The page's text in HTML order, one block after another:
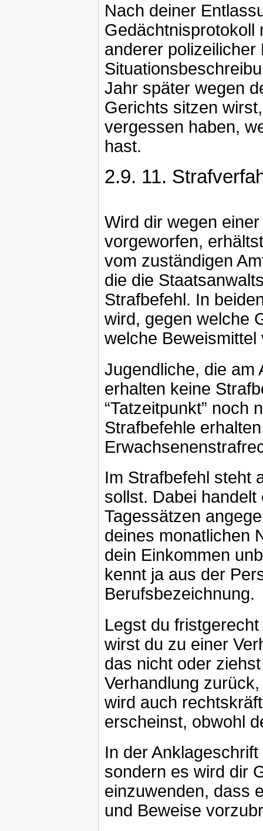
Nach deiner
Gedächtnisprotokoll
anderer
Jahr später wegen
Gerichts sitzen
vergessen haben,
hast.
2.9. 11.
Wird dir wegen
vorgeworfen,
vom zuständigen
die die
Strafbefehl. In
wird, gegen welche
welche Beweismittel
Jugendliche, die am
erhalten keine
“Tatzeitpunkt” noch
Strafbefehle
Im Strafbefehl steht
sollst. Dabei
Tagessätzen
deines monatlichen
dein Einkommen
kennt ja aus der
Berufsbezeichnung.
Legst du
wirst du zu einer
das nicht oder
Verhandlung
wird auch
erscheinst, obwohl
In der
sondern es wird dir
einzuwenden, dass
und Beweise